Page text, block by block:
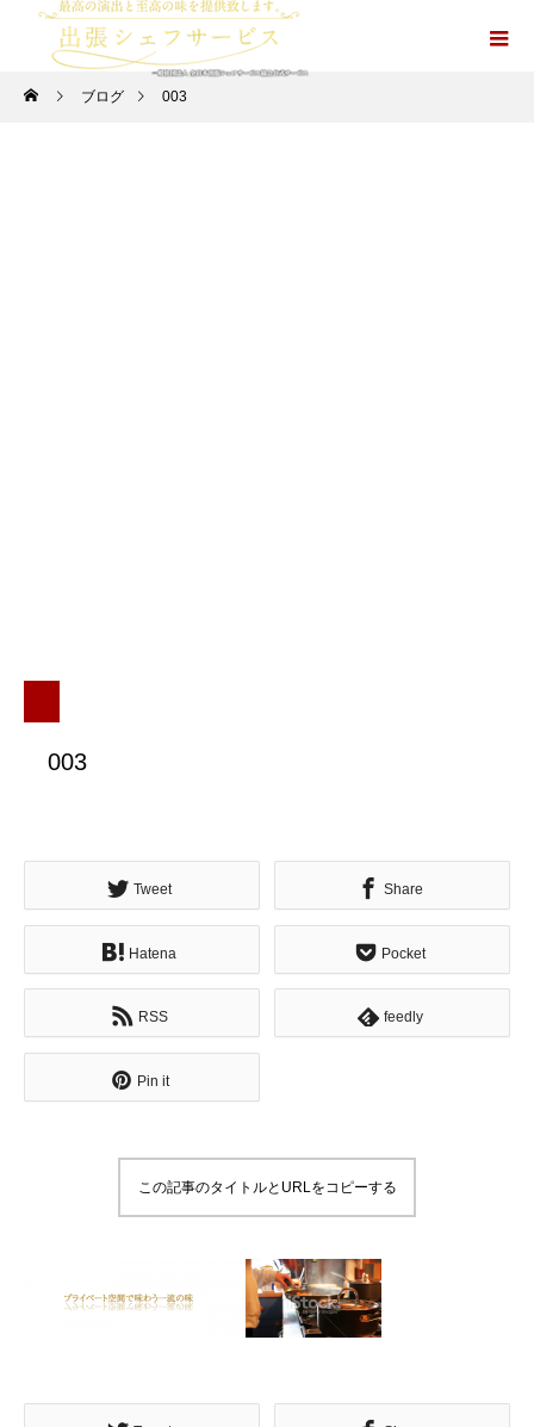
ブログ 003
003
Tweet Share
Hatena Pocket
RSS feedly
Pin it
この記事のタイトルとURLをコピーする